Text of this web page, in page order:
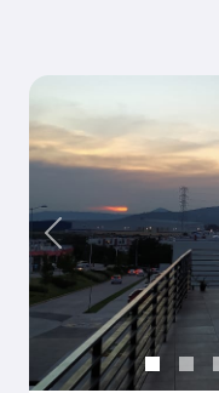
Previous